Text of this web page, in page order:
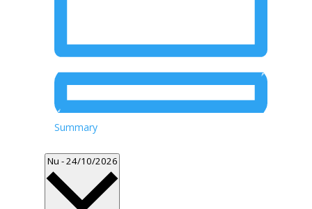
Summary
Nu -24/10/2026Select